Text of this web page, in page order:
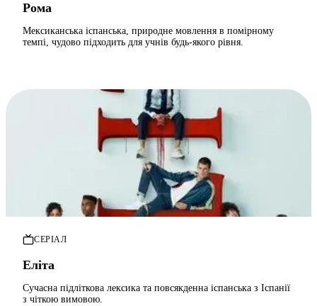
Рома
Мексиканська іспанська, природне мовлення в помірному
темпі, чудово підходить для учнів будь-якого рівня.
СЕРІАЛ
Еліта
Сучасна підліткова лексика та повсякденна іспанська з Іспанії
з чіткою вимовою.